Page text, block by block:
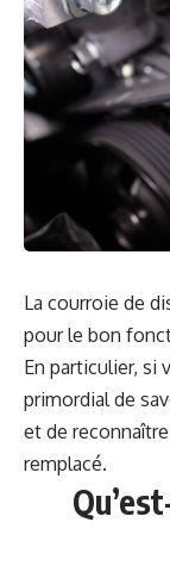
La courroie de
pour le bon
En particulier, si
primordial de
et de
remplacé.